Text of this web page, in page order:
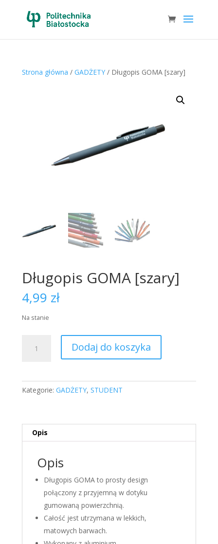
Strona główna / GADŻETY/ Długopis GOMA [szary]
Długopis GOMA [szary]
4,99 zł
Na stanie
Długopis
Dodaj do koszyka
Kategorie: GADŻETY, STUDENT
Opis
Opis
Długopis GOMA to prosty design
połączony z przyjemną w dotyku
gumowaną powierzchnią.
Całość jest utrzymana w lekkich,
matowych barwach.